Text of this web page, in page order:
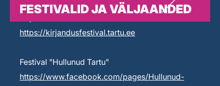
FESTIVALID JA VÄLJAANDED
https://kirjandusfestival.tartu.ee
Festival "Hullunud Tartu"
https://www.facebook.com/pages/Hullunud-